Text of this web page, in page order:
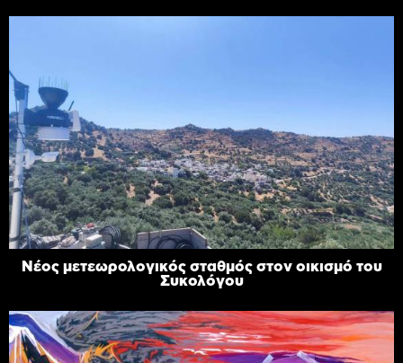
Νέος μετεωρολογικός σταθμός στον οικισμό του
Συκολόγου